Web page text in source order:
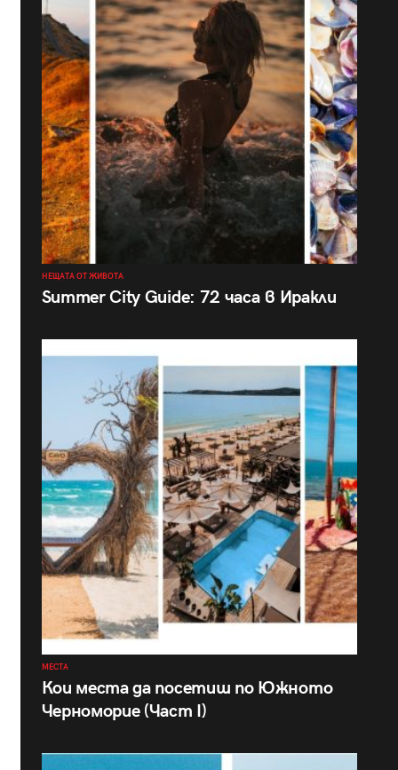
НЕЩАТА ОТ ЖИВОТА
Summer City Guide: 72 часа в Иракли
МЕСТА
Кои места да посетиш по Южното
Черноморие (Част I)